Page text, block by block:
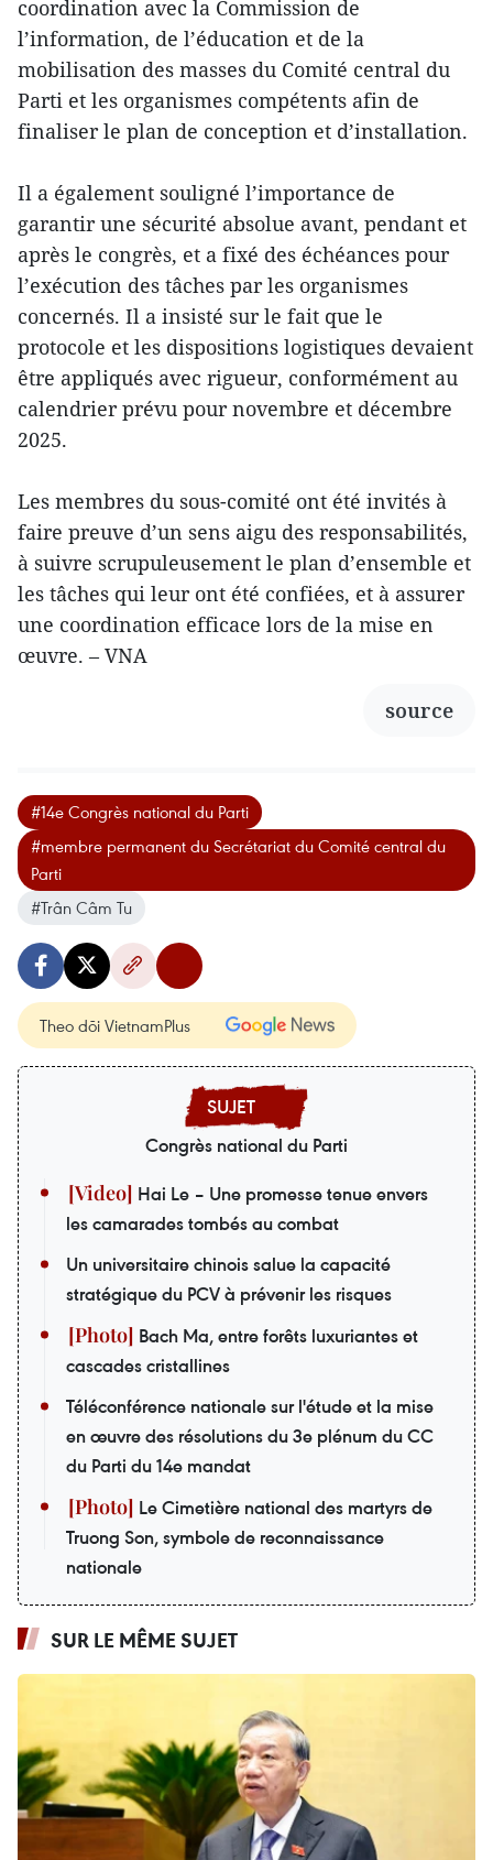
coordination avec la Commission de
l’information, de l’éducation et de la
mobilisation des masses du Comité central du
Parti et les organismes compétents afin de
finaliser le plan de conception et d’installation.
Il a également souligné l’importance de
garantir une sécurité absolue avant, pendant et
après le congrès, et a fixé des échéances pour
l’exécution des tâches par les organismes
concernés. Il a insisté sur le fait que le
protocole et les dispositions logistiques devaient
être appliqués avec rigueur, conformément au
calendrier prévu pour novembre et décembre
2025.
Les membres du sous-comité ont été invités à
faire preuve d’un sens aigu des responsabilités,
à suivre scrupuleusement le plan d’ensemble et
les tâches qui leur ont été confiées, et à assurer
une coordination efficace lors de la mise en
œuvre. – VNA
source
#14e Congrès national du Parti
#membre permanent du Secrétariat du Comité central du
Parti
#Trân Câm Tu
Theo dõi VietnamPlus
Congrès national du Parti
Hai Le – Une promesse tenue envers
les camarades tombés au combat
Un universitaire chinois salue la capacité
stratégique du PCV à prévenir les risques
Bach Ma, entre forêts luxuriantes et
cascades cristallines
Téléconférence nationale sur l'étude et la mise
en œuvre des résolutions du 3e plénum du CC
du Parti du 14e mandat
Le Cimetière national des martyrs de
Truong Son, symbole de reconnaissance
nationale
SUR LE MÊME SUJET